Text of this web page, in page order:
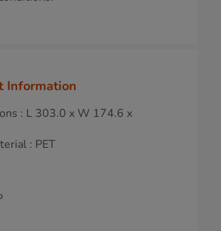
Information
: L 303.0 x W 174.6 x
: PET